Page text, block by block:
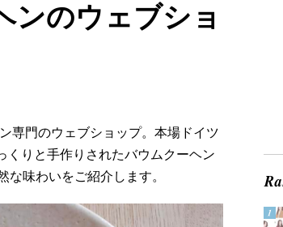
ンのウェブショ
専門のウェブショップ。本場ドイツ
くりと手作りされたバウムクーヘン
味わいをご紹介します。